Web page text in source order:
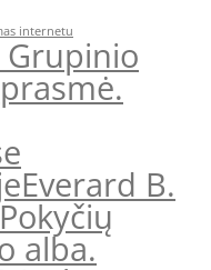
internetu
Grupinio
Everard B.
alba.